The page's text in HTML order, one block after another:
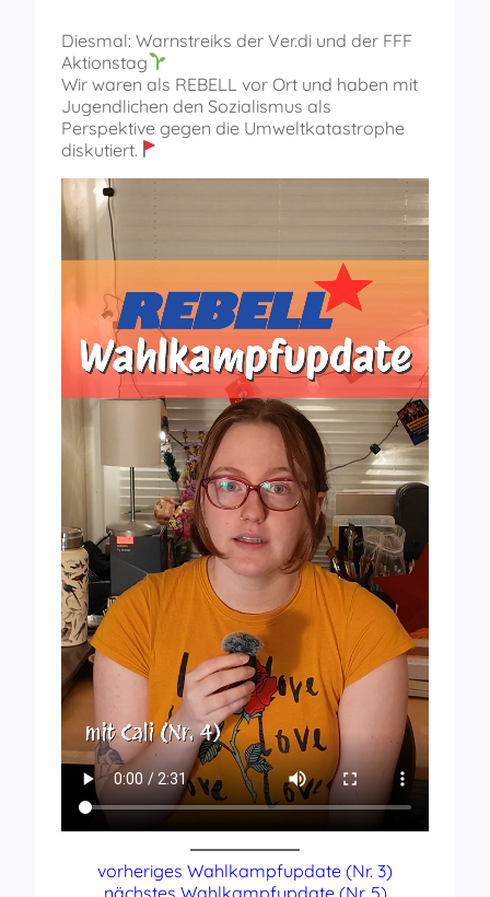
Diesmal: Warnstreiks der Ver.di und der FFF
Aktionstag
Wir waren als REBELL vor Ort und haben mit
Jugendlichen den Sozialismus als
Perspektive gegen die Umweltkatastrophe
diskutiert.
vorheriges Wahlkampfupdate (Nr. 3)